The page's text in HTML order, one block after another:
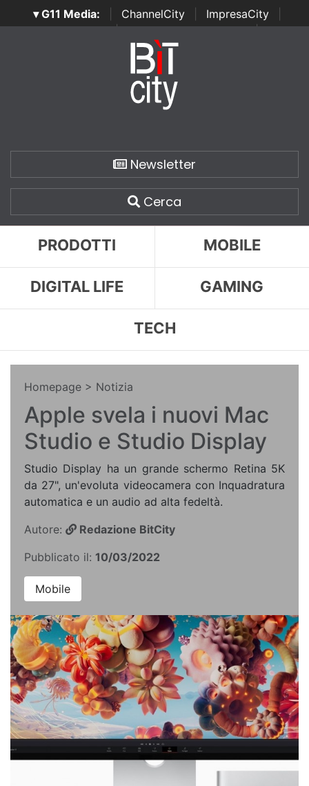
▾ G11 Media: ChannelCity ImpresaCity
SecurityOpenLab | Italian Channel Awards | Italian
Italian Security Awards
Newsletter
Cerca
PRODOTTI MOBILE
DIGITAL LIFE GAMING
TECH
Homepage > Notizia
Apple svela i nuovi Mac
Studio e Studio Display
Studio Display ha un grande schermo Retina 5K
da 27", un'evoluta videocamera con Inquadratura
automatica e un audio ad alta fedeltà.
Autore:
Redazione BitCity
Pubblicato il: 10/03/2022
Mobile